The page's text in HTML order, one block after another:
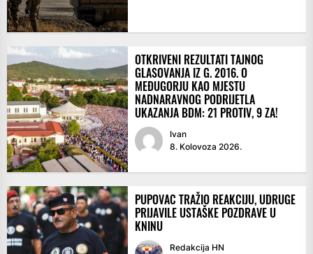
OTKRIVENI REZULTATI TAJNOG
GLASOVANJA IZ G. 2016. O
MEĐUGORJU KAO MJESTU
NADNARAVNOG PODRIJETLA
UKAZANJA BDM: 21 PROTIV, 9 ZA!
Ivan
8. Kolovoza 2026.
PUPOVAC TRAŽIO REAKCIJU, UDRUGE
PRIJAVILE USTAŠKE POZDRAVE U
KNINU
Redakcija HN